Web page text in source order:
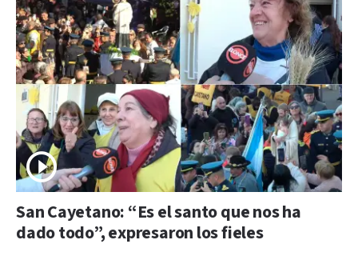
San Cayetano: “Es el santo que nos ha
dado todo”, expresaron los fieles